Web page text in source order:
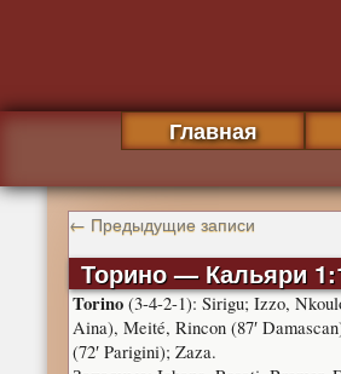
Главная
← Предыдущие записи
Торино — Кальяри
Torino(3-4-2-1): Sirigu; Izzo,
Aina), Meité, Rincon (87′
(72′ Parigini); Zaza.